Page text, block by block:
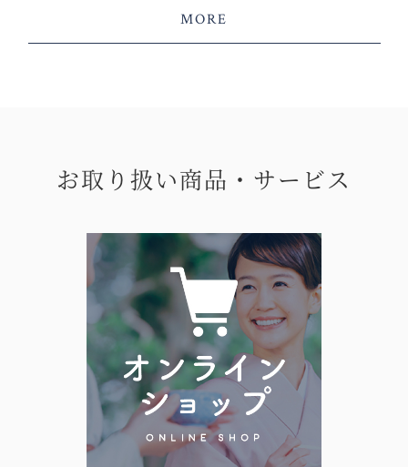
MORE
お取り扱い商品・サービス